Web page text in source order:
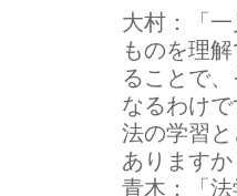
大村：
「
ものを理
ることで
なるわけ
法の学習
ありますか
青木：
「